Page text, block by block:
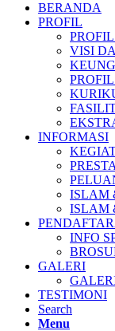
BERANDA
PROFIL
VISI
INFORMASI
ISLAM
ISLAM
INFO
GALERI
TESTIMONI
Search
Menu